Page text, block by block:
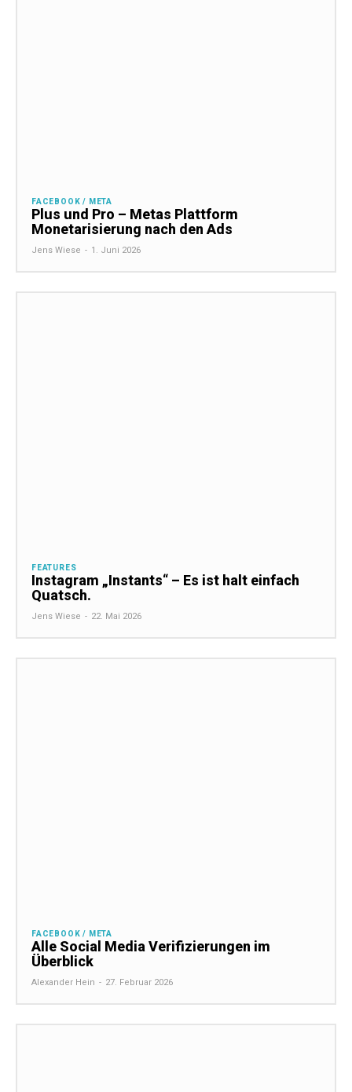
FACEBOOK / META
Plus und Pro – Metas Plattform
Monetarisierung nach den Ads
Jens Wiese - 1. Juni 2026
FEATURES
Instagram „Instants“ – Es ist halt einfach
Quatsch.
Jens Wiese - 22. Mai 2026
FACEBOOK / META
Alle Social Media Verifizierungen im
Überblick
Alexander Hein - 27. Februar 2026